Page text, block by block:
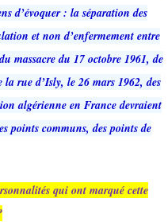
d’évoquer : la séparation des
et non d’enfermement entre
massacre du 17 octobre 1961, de
rue d’Isly, le 26 mars 1962, des
algérienne en France devraient
points communs, des points de
qui ont marqué cette